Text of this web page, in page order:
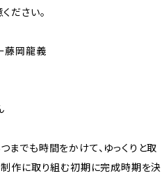
ださい。
藤岡龍義
までも時間をかけて、ゆっくりと取
制作に取り組む初期に完成時期を決